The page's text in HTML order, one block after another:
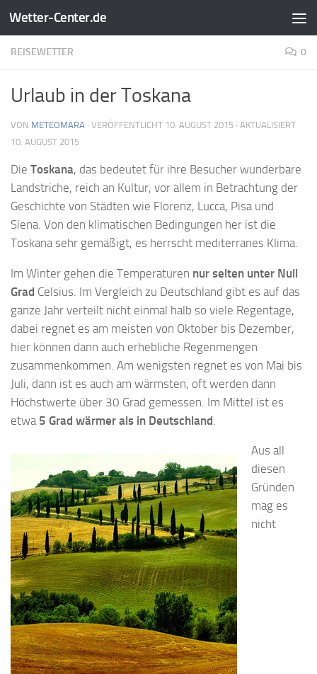
Zum Inhalt springen
Wetter-Center.de
REISEWETTER 0
Urlaub in der Toskana
VON METEOMARA · VERÖFFENTLICHT 10. AUGUST 2015 · AKTUALISIERT
10. AUGUST 2015
Die Toskana, das bedeutet für ihre Besucher wunderbare
Landstriche, reich an Kultur, vor allem in Betrachtung der
Geschichte von Städten wie Florenz, Lucca, Pisa und
Siena. Von den klimatischen Bedingungen her ist die
Toskana sehr gemäßigt, es herrscht mediterranes Klima.
Im Winter gehen die Temperaturen nur selten unter Null
Grad Celsius. Im Vergleich zu Deutschland gibt es auf das
ganze Jahr verteilt nicht einmal halb so viele Regentage,
dabei regnet es am meisten von Oktober bis Dezember,
hier können dann auch erhebliche Regenmengen
zusammenkommen. Am wenigsten regnet es von Mai bis
Juli, dann ist es auch am wärmsten, oft werden dann
Höchstwerte über 30 Grad gemessen. Im Mittel ist es
etwa 5 Grad wärmer als in Deutschland
Aus all
diesen
Gründen
mag es
nicht